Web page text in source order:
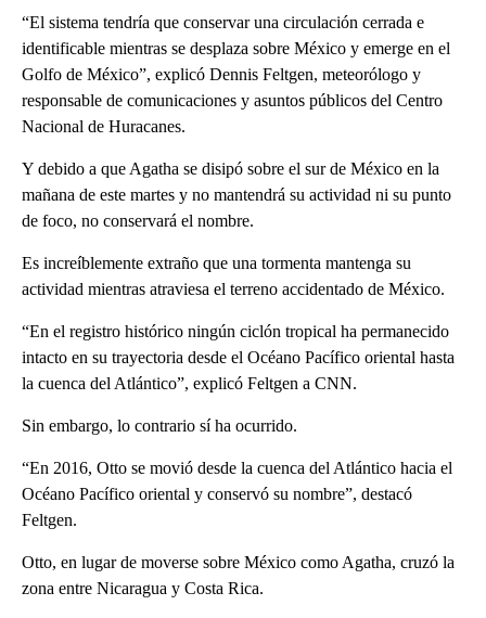
“El sistema tendría que conservar una circulación cerrada e
identificable mientras se desplaza sobre México y emerge en el
Golfo de México”, explicó Dennis Feltgen, meteorólogo y
responsable de comunicaciones y asuntos públicos del Centro
Nacional de Huracanes.
Y debido a que Agatha se disipó sobre el sur de México en la
mañana de este martes y no mantendrá su actividad ni su punto
de foco, no conservará el nombre.
Es increíblemente extraño que una tormenta mantenga su
actividad mientras atraviesa el terreno accidentado de México.
“En el registro histórico ningún ciclón tropical ha permanecido
intacto en su trayectoria desde el Océano Pacífico oriental hasta
la cuenca del Atlántico”, explicó Feltgen a CNN.
Sin embargo, lo contrario sí ha ocurrido.
“En 2016, Otto se movió desde la cuenca del Atlántico hacia el
Océano Pacífico oriental y conservó su nombre”, destacó
Feltgen.
Otto, en lugar de moverse sobre México como Agatha, cruzó la
zona entre Nicaragua y Costa Rica.